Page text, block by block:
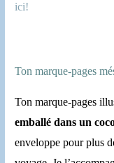
ici!
Ton marque-pages
Ton marque-pages
emballé dans un
enveloppe pour plus